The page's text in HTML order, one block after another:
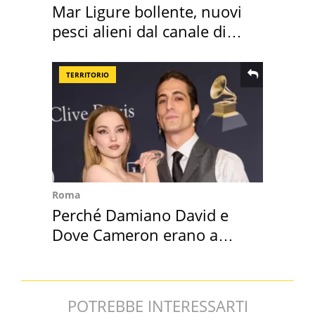
Mar Ligure bollente, nuovi
pesci alieni dal canale di
TERRITORIO
Roma
Perché Damiano David e
Dove Cameron erano a
POTREBBE INTERESSARTI